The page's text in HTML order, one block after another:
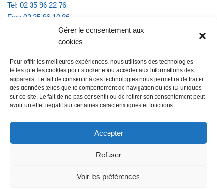
Gérer le consentement aux
cookies
Pour offrir les meilleures expériences, nous utilisons des technologies
telles que les cookies pour stocker et/ou accéder aux informations des
appareils. Le fait de consentir à ces technologies nous permettra de traiter
des données telles que le comportement de navigation ou les ID uniques
sur ce site. Le fait de ne pas consentir ou de retirer son consentement peut
avoir un effet négatif sur certaines caractéristiques et fonctions.
Accepter
Refuser
Voir les préférences
Tel: 02 35 96 22 76
Fax: 02 35 96 10 86
Email : mairie.vattevillelarue@wanadoo.fr
lundi et jeudi de 9h à 11h30
mardi et vendredi de 16h à 18h30
@Vatteville-la-rue mentions légales